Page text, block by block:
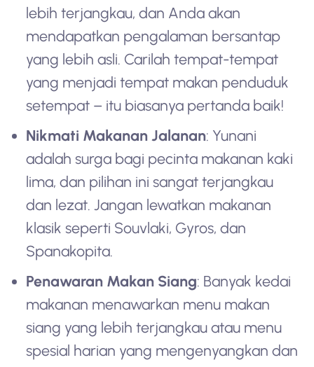
lebih terjangkau, dan Anda akan
mendapatkan pengalaman bersantap
yang lebih asli. Carilah tempat-tempat
yang menjadi tempat makan penduduk
setempat – itu biasanya pertanda baik!
Nikmati Makanan Jalanan: Yunani
adalah surga bagi pecinta makanan kaki
lima, dan pilihan ini sangat terjangkau
dan lezat. Jangan lewatkan makanan
klasik seperti Souvlaki, Gyros, dan
Spanakopita.
Penawaran Makan Siang: Banyak kedai
makanan menawarkan menu makan
siang yang lebih terjangkau atau menu
spesial harian yang mengenyangkan dan